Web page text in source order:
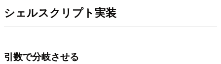
シェルスクリプト実装
引数で分岐させる